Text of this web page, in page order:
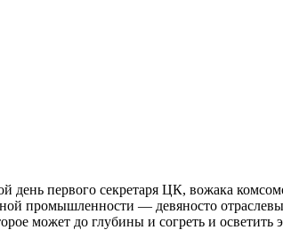
день первого секретаря ЦК, вожака
промышленности — девяносто
может до глубины и согреть и осветить